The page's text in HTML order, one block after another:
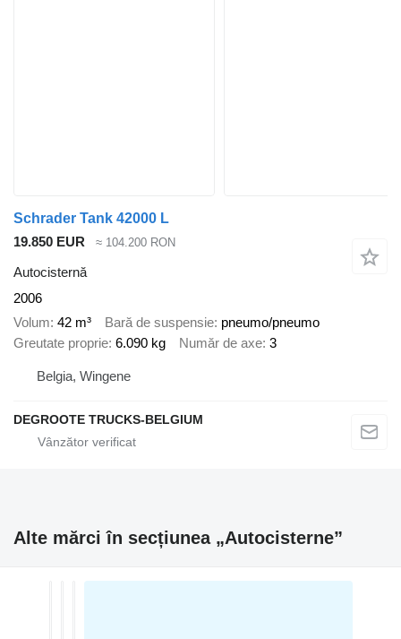
Schrader Tank 42000 L
19.850 EUR
≈ 104.200 RON
Autocisternă
2006
Volum 42 m³ Bară de suspensie pneumo/pneumo
Greutate proprie 6.090 kg Număr de axe 3
Belgia, Wingene
DEGROOTE TRUCKS-BELGIUM
Alte mărci în secțiunea „Autocisterne”